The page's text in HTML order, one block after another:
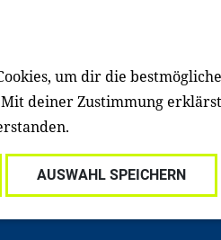
sowie an
arbeiten wir eng mit
und anderen
Spenden Für Familien
Für freiwillig Engagierte
um dir die
deiner Zustimmung
AUSWAHL SPEICHERN